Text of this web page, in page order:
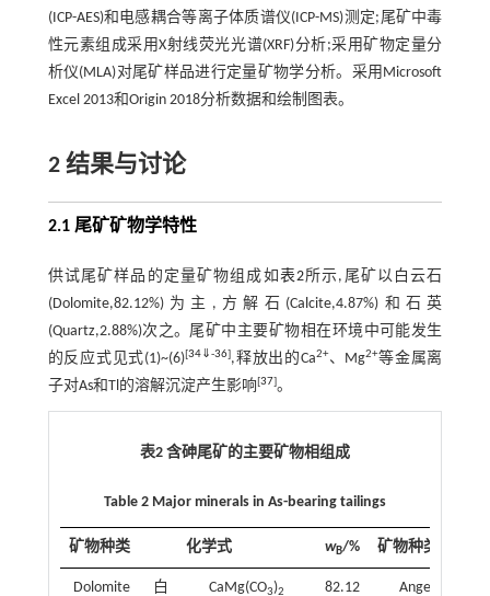
(ICP-AES)和电感耦合等离子体质谱仪(ICP-MS)测定;尾矿中毒
性元素组成采用X射线荧光光谱(XRF)分析;采用矿物定量分
析仪(MLA)对尾矿样品进行定量矿物学分析。采用Microsoft
Excel 2013和Origin 2018分析数据和绘制图表。
2 结果与讨论
2.1 尾矿矿物学特性
供试尾矿样品的定量矿物组成如 表2所示,尾矿以白云石
(Dolomite,82.12%)为主,方解石(Calcite,4.87%)和石英
(Quartz,2.88%)次之。尾矿中主要矿物相在环境中可能发生
的反应式见式(1)~(6)[34⇓-36],释放出的Ca2+、Mg2+等金属离
子对As和Tl的溶解沉淀产生影响 [37]。
表2 含砷尾矿的主要矿物相组成
Table 2 Major minerals in As-bearing tailings
矿物种类 化学式 wB/% 矿物种类
Dolomite
白
CaMg(CO3)2 82.12 Angelellite